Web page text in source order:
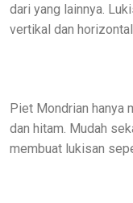
dari yang lainnya.
vertikal dan horizontal.
Piet Mondrian hanya
dan hitam. Mudah
membuat lukisan